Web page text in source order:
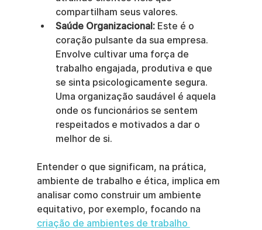
compartilham seus valores.
Saúde Organizacional: Este é o
coração pulsante da sua empresa.
Envolve cultivar uma força de
trabalho engajada, produtiva e que
se sinta psicologicamente segura.
Uma organização saudável é aquela
onde os funcionários se sentem
respeitados e motivados a dar o
melhor de si.
Entender o que significam, na prática,
ambiente de trabalho e ética, implica em
analisar como construir um ambiente
equitativo, por exemplo, focando na
criação de ambientes de trabalho